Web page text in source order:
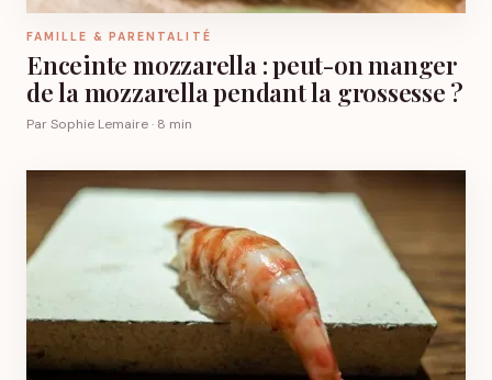
FAMILLE & PARENTALITÉ
Enceinte mozzarella : peut-on manger
de la mozzarella pendant la grossesse ?
Par Sophie Lemaire · 8 min